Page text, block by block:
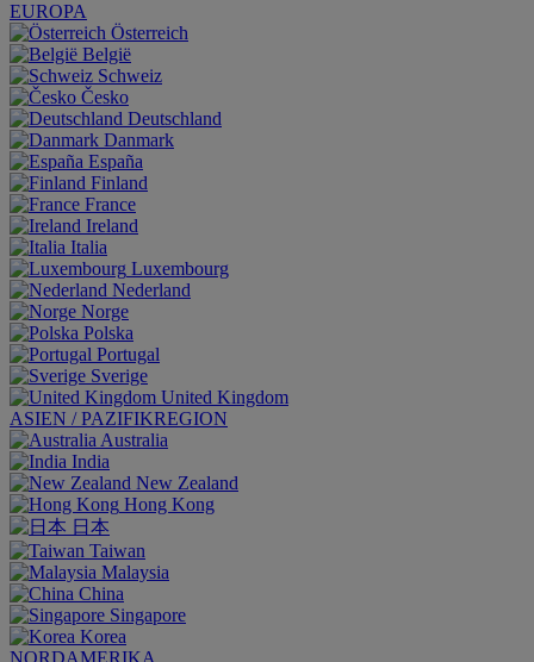
EUROPA
Österreich
België
Schweiz
Česko
Deutschland
Danmark
España
Finland
France
Ireland
Italia
Luxembourg
Nederland
Norge
Polska
Portugal
Sverige
United Kingdom
ASIEN / PAZIFIKREGION
Australia
India
New Zealand
Hong Kong
日本
Taiwan
Malaysia
China
Singapore
Korea
NORDAMERIKA